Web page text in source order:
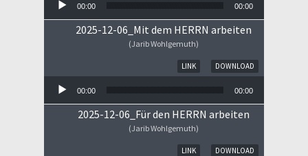
00:00 00:00
2025-12-06_Mit dem HERRN arbeiten
(Jarib Wohlgemuth)
DOWNLOAD
LINK
00:00 00:00
2025-12-06_Für den HERRN arbeiten
(Jarib Wohlgemuth)
DOWNLOAD
LINK